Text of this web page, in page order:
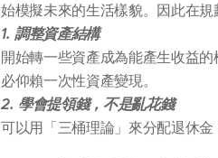
始模擬未來的生活樣貌。因此在規
1. 調整資產結構
開始轉一些資產成為能產生收益
必仰賴一次性資產變現。
2. 學會提領錢，不是亂花錢
可以用「三桶理論」來分配退休金